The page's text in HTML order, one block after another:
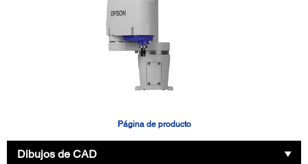
Página de producto
Dibujos de CAD